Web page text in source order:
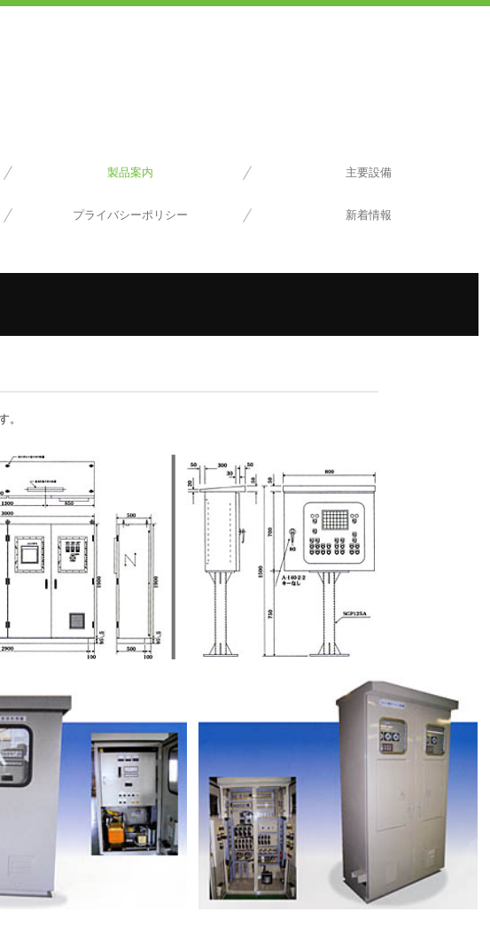
製品案内 主要設備
プライバシーポリシー 新着情報
。